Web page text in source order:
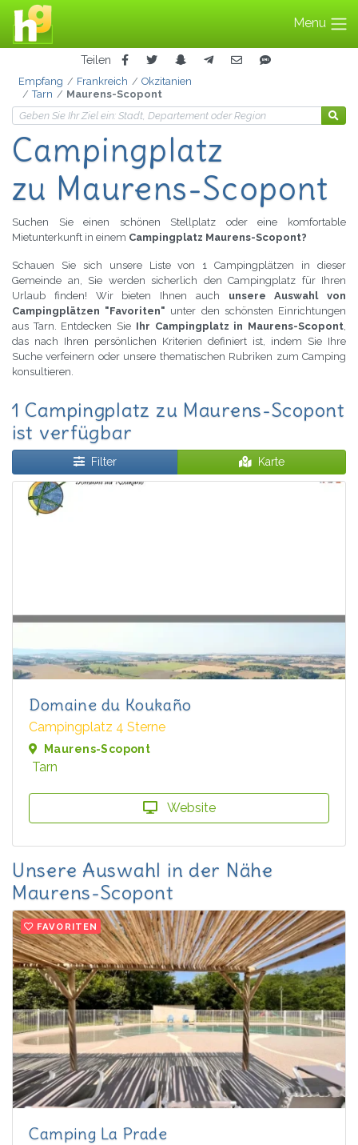
Menu
Teilen
Empfang Frankreich
Okzitanien
Tarn
Maurens-Scopont
Campingplatz
zu Maurens-Scopont
Suchen Sie einen schönen Stellplatz oder eine komfortable
Mietunterkunft in einem Campingplatz Maurens-Scopont?
Schauen Sie sich unsere Liste von 1 Campingplätzen in dieser
Gemeinde an, Sie werden sicherlich den Campingplatz für Ihren
Urlaub finden! Wir bieten Ihnen auch unsere Auswahl von
Campingplätzen "Favoriten" unter den schönsten Einrichtungen
aus Tarn. Entdecken Sie Ihr Campingplatz in Maurens-Scopont,
das nach Ihren persönlichen Kriterien definiert ist, indem Sie Ihre
Suche verfeinern oder unsere thematischen Rubriken zum Camping
konsultieren.
1 Campingplatz zu Maurens-Scopont
ist verfügbar
Filter Karte
Domaine du Koukaño
Campingplatz 4 Sterne
Maurens-Scopont
Tarn
Website
Unsere Auswahl in der Nähe
Maurens-Scopont
FAVORITEN
Camping La Prade